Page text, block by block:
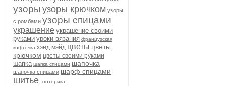
узоры узоры крючком узоры
с ромбами узоры спицами
украшение украшение своими
руками уроки вязания французская
кофточка хэнд мэйд цветы цветы
крючком цветы своими руками
шапка шапка спицами шапочка
шапочка спицами шарф спицами
шитье эзотерика